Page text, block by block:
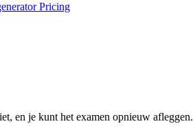
Pricing
en je kunt het examen opnieuw afleggen.